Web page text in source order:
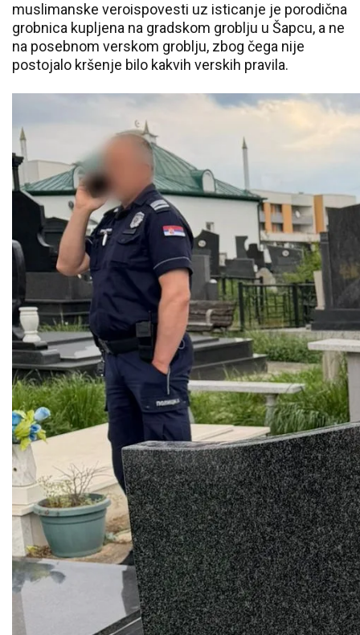
muslimanske veroispovesti uz isticanje je porodična
grobnica kupljena na gradskom groblju u Šapcu, a ne
na posebnom verskom groblju, zbog čega nije
postojalo kršenje bilo kakvih verskih pravila.